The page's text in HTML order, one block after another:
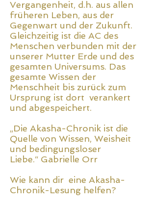
Vergangenheit, d.h. aus allen
früheren Leben, aus der
Gegenwart und der Zukunft.
Gleichzeitig ist die AC des
Menschen verbunden mit der
unserer Mutter Erde und des
gesamten Universums. Das
gesamte Wissen der
Menschheit bis zurück zum
Ursprung ist dort verankert
und abgespeichert.
„Die Akasha-Chronik ist die
Quelle von Wissen, Weisheit
und bedingungsloser
Liebe.“ Gabrielle Orr
Wie kann dir eine Akasha-
Chronik-Lesung helfen?